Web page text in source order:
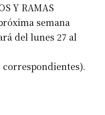
Y RAMAS
semana
del lunes 27 al
correspondientes).